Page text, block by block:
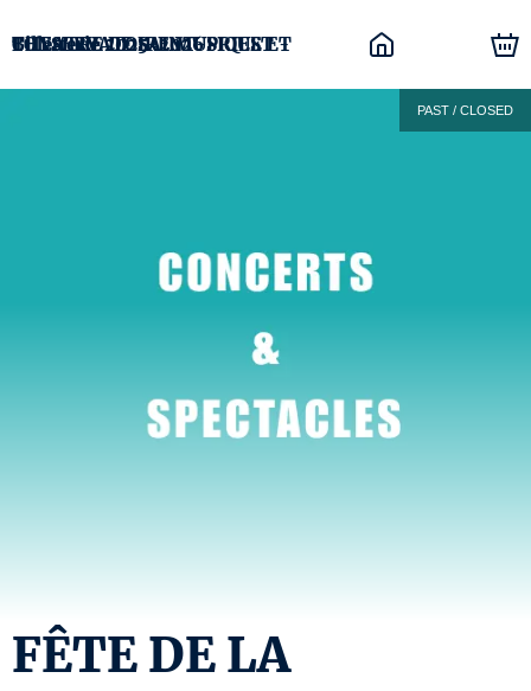
CONSERVATOIRE MUSIQUE ET THEATRE DE SAINT-PRIEST - Billetterie 2025-2026
PAST / CLOSED
FÊTE DE LA